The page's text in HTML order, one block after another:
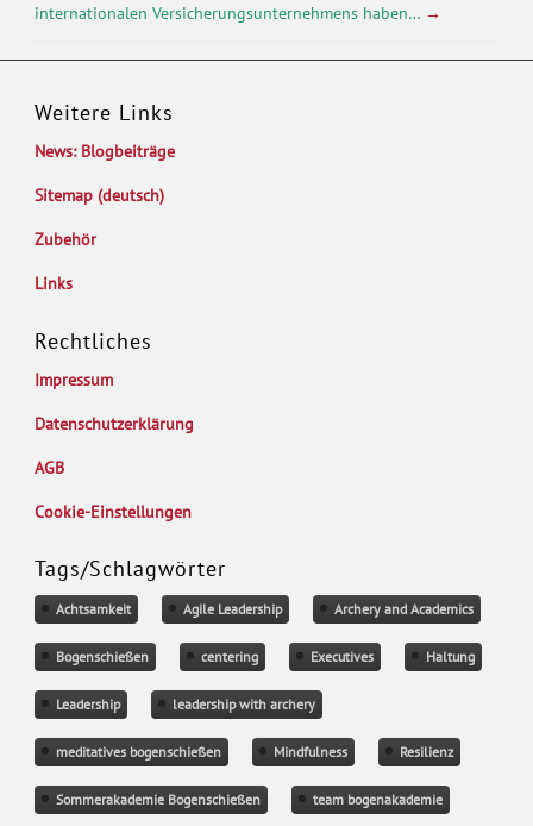
internationalen Versicherungsunternehmens haben… →
Weitere Links
News: Blogbeiträge
Sitemap (deutsch)
Zubehör
Links
Rechtliches
Impressum
Datenschutzerklärung
AGB
Cookie-Einstellungen
Tags/Schlagwörter
Achtsamkeit Agile Leadership Archery and Academics
Bogenschießen centering Executives Haltung
Leadership leadership with archery
meditatives bogenschießen Mindfulness Resilienz
Sommerakademie Bogenschießen team bogenakademie